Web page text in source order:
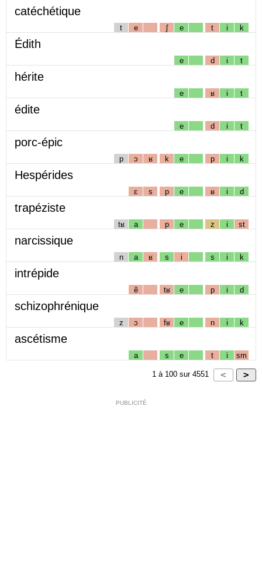
catéchétique
t e ʃ e t i k
Édith
e d i t
hérite
e ʁ i t
édite
e d i t
porc-épic
p ɔ ʁ k e p i k
Hespérides
ɛ s p e ʁ i d
trapéziste
tʁ a p e z i st
narcissique
n a ʁ s i s i k
intrépide
ẽ tʁ e p i d
schizophrénique
z ɔ fʁ e n i k
ascétisme
a s e t i sm
1 à 100 sur 4551
PUBLICITÉ